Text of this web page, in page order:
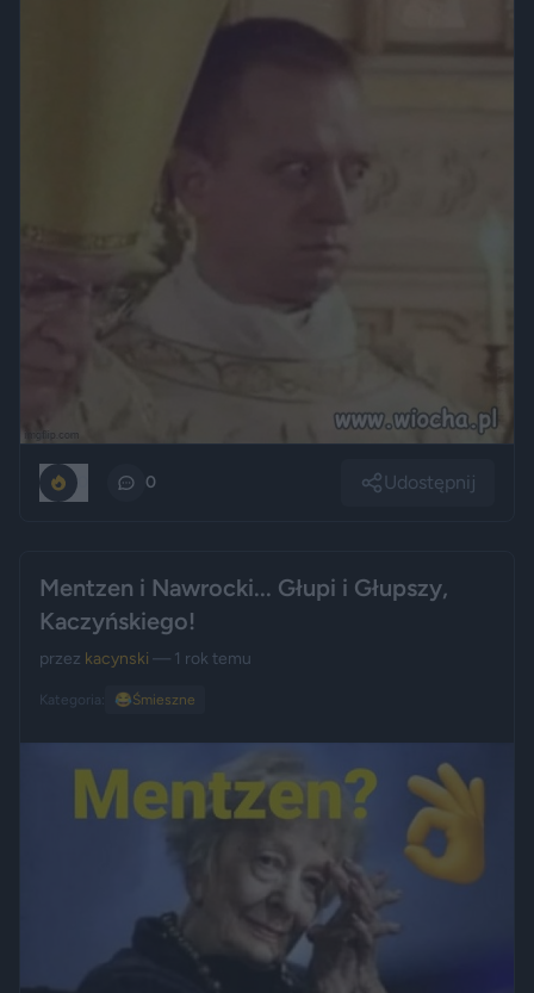
0 Udostępnij
Mentzen i Nawrocki... Głupi i Głupszy,
Kaczyńskiego!
przez kacynski — 1 rok temu
Kategoria: 😂Śmieszne